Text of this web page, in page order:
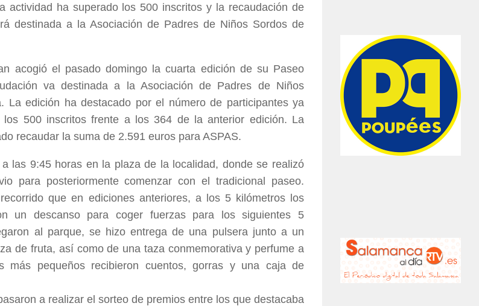
actividad ha superado los 500 inscritos y la recaudación de
destinada a la Asociación de Padres de Niños Sordos de
acogió el pasado domingo la cuarta edición de su Paseo
va destinada a la Asociación de Padres de Niños
La edición ha destacado por el número de participantes ya
500 inscritos frente a los 364 de la anterior edición. La
recaudar la suma de 2.591 euros para ASPAS.
las 9:45 horas en la plaza de la localidad, donde se realizó
para posteriormente comenzar con el tradicional paseo.
que en ediciones anteriores, a los 5 kilómetros los
un descanso para coger fuerzas para los siguientes 5
al parque, se hizo entrega de una pulsera junto a un
de fruta, así como de una taza conmemorativa y perfume a
más pequeños recibieron cuentos, gorras y una caja de
a realizar el sorteo de premios entre los que destacaba